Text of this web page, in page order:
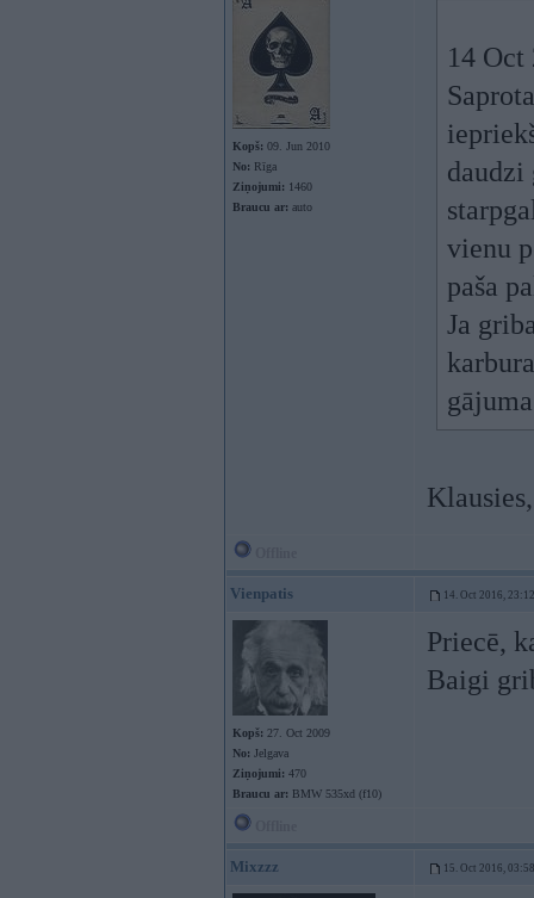
Kopš: 09. Jun 2010
No: Rīga
Ziņojumi: 1460
Braucu ar: auto
14
vienu
paša
Ja
Vienpatis 14. Oct 2016, 23:12
Kopš: 27. Oct 2009
No: Jelgava
Ziņojumi: 470
Braucu ar: BMW 535xd (f10)
Priecē,
Baigi
Mixzzz 15. Oct 2016, 03:58